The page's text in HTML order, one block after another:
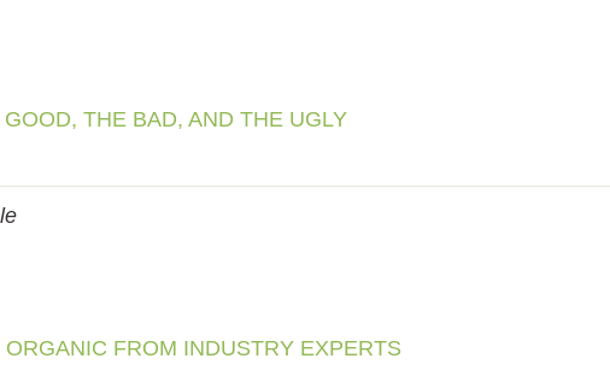
THE BAD, AND THE UGLY
ORGANIC FROM INDUSTRY EXPERTS